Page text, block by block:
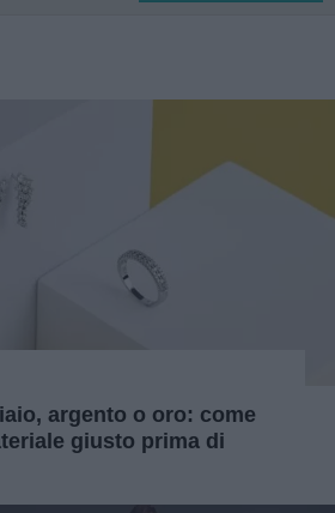
argento o oro: come
giusto prima di